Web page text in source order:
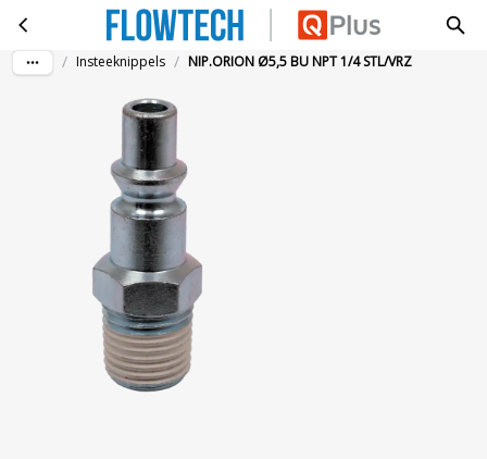
Ga naar hoofdinhoudNIP.ORION Ø5,5 BU NPT 1/4 STL/VRZ
/ Insteeknippels / NIP.ORION Ø5,5 BU NPT 1/4 STL/VRZ